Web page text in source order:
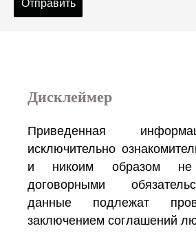
Отправить
Дисклеймер
Приведенная
исключительно
и никоим образом
договорными
данные подлежат
заключением соглашений